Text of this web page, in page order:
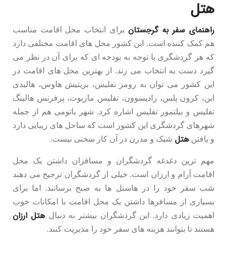
هتل
راهنمای سفر به گرجستان برای انتخاب محل اقامت مناسب
هم کمک کننده است. این کشور محل های اقامت مختلفی دارد
که هر گردشگری با توجه به بودجه ای که برای آن در نظر می
گیرد دست به انتخاب می زند. از بهترین محل های اقامت در
این کشور می توان به رومز تفلیس، بریتیش هاوس، هالیدی
این، کرون پلس، رادیسوون، تفلیس ماریوت، پرفرنس هالینگ
تفلیس و بیلتمور تفلیس اشاره کرد. شهر باتومی هم از جمله
شهرهای گردشگری این کشور است که ساحل های زیبایی دارد
و یافتن هتل شیک و مدرن در آن کار سختی نیست.
مهم ترین دغدغه گردشگران و مسافران داشتن یک محل
اقامت آرام و ارزان است. خیلی از گردشگران ترجیح می دهند
شب سفر خود را در هاستل ها به صبح برسانند. اما برای
بسیاری از مسافرها داشتن یک محل اقامت با امکانات خوب
اهمیت زیادی دارد. این گردشگران بیشتر به دنبال هتل ارزان
هستند تا بتوانند هزینه های سفر خود را مدیریت کنند.